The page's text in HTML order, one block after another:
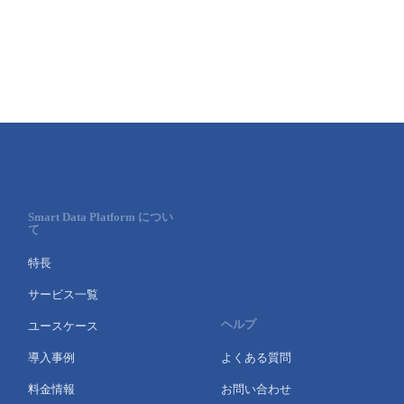
Smart Data Platform につい
て
特長
サービス一覧
ユースケース
導入事例
料金情報
ヘルプ
よくある質問
お問い合わせ